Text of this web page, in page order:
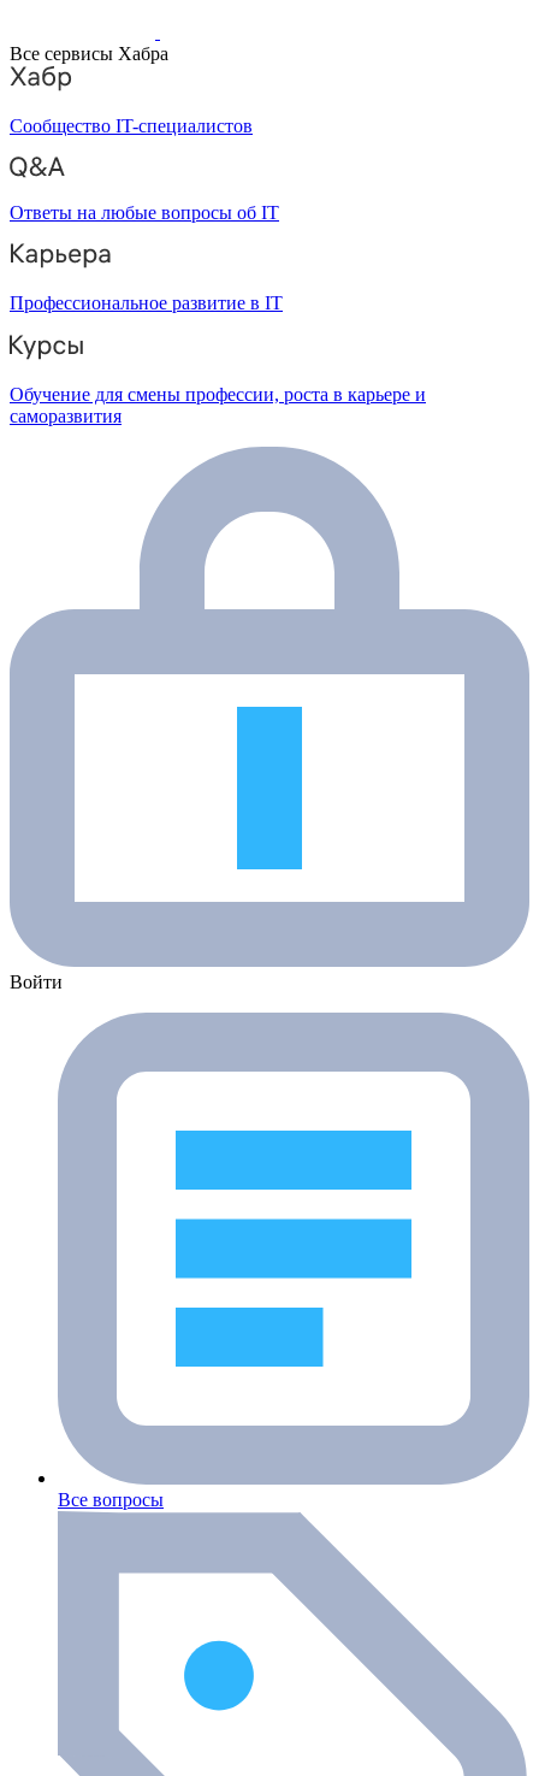
Все сервисы Хабра
Сообщество IT-специалистов
Ответы на любые вопросы об IT
Профессиональное развитие в IT
Обучение для смены профессии, роста в карьере и
саморазвития
Войти
Все вопросы